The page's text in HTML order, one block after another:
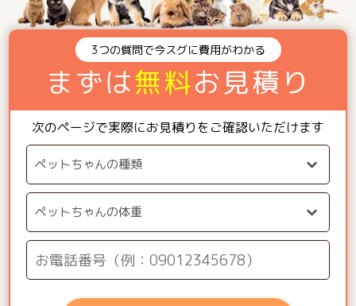
3つの質問で今スグに費用がわかる
まずは無料お見積り
次のページで実際にお見積りをご確認いただけます